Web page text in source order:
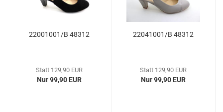
22001001/B 48312
Statt 129,90 EUR
Nur 99,90 EUR
22041001/B 48312
Statt 129,90 EUR
Nur 99,90 EUR